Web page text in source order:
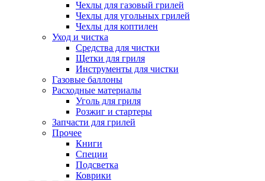
Чехлы для газовый грилей
Чехлы для угольных грилей
Чехлы для коптилен
Уход и чистка
Средства для чистки
Щетки для гриля
Инструменты для чистки
Газовые баллоны
Расходные материалы
Уголь для гриля
Розжиг и стартеры
Запчасти для грилей
Прочее
Книги
Специи
Подсветка
Коврики